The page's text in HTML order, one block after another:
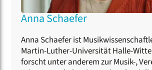
Anna Schaefer
Anna Schaefer ist
Martin-Luther-Universität Halle-
forscht unter anderem zur Musik-,